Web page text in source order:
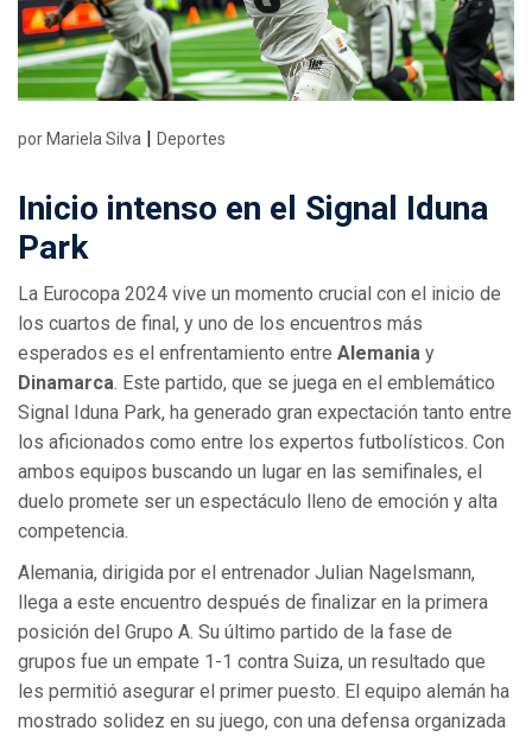
por Mariela Silva | Deportes
Inicio intenso en el Signal Iduna
Park
La Eurocopa 2024 vive un momento crucial con el inicio de
los cuartos de final, y uno de los encuentros más
esperados es el enfrentamiento entre Alemania y
Dinamarca. Este partido, que se juega en el emblemático
Signal Iduna Park, ha generado gran expectación tanto entre
los aficionados como entre los expertos futbolísticos. Con
ambos equipos buscando un lugar en las semifinales, el
duelo promete ser un espectáculo lleno de emoción y alta
competencia.
Alemania, dirigida por el entrenador Julian Nagelsmann,
llega a este encuentro después de finalizar en la primera
posición del Grupo A. Su último partido de la fase de
grupos fue un empate 1-1 contra Suiza, un resultado que
les permitió asegurar el primer puesto. El equipo alemán ha
mostrado solidez en su juego, con una defensa organizada